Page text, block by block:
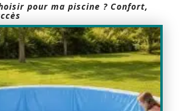
pour ma piscine ? Confort,